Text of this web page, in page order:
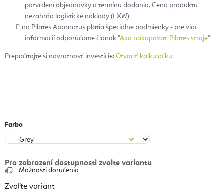
potvrdení objednávky a termínu dodania. Cena produktu
nezahŕňa logistické náklady (EXW)
na Pilates Apparatus platia špeciálne podmienky - pre viac
informácií odporúčame článok "Ako nakupovať Pilates stroje"
Prepočítajte si návratnosť investície: Otvoriť kalkulačku
Farba
Možnosti doručenia
Zvoľte variant